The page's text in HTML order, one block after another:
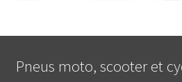
Pneus moto, scooter et